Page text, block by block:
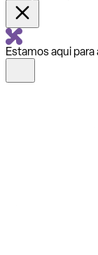
Estamos aqui